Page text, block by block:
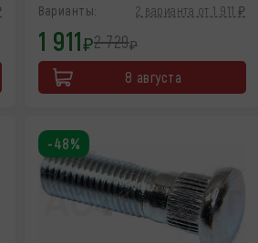
Варианты:
2 варианта от 1 911 ₽
1 911₽2 729₽
8 августа
-48%